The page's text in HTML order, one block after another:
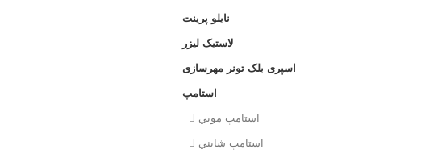
نایلو پرینت
لاستیک لیزر
اسپری بلک تونر مهرسازی
استامپ
استامپ موبي
استامپ شايني